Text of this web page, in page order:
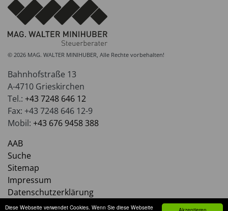
Diese Webseite verwendet Cookies. Wenn Sie diese Webseite
© 2026 MAG. WALTER MINIHUBER, Alle Rechte vorbehalten!
Bahnhofstraße 13
A-4710 Grieskirchen
Tel.: +43 7248 646 12
Fax: +43 7248 646 12-9
Mobil: +43 676 9458 388
AAB
Suche
Sitemap
Impressum
Datenschutzerklärung